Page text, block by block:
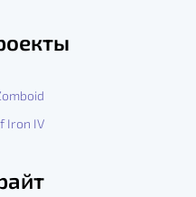
Iron IV